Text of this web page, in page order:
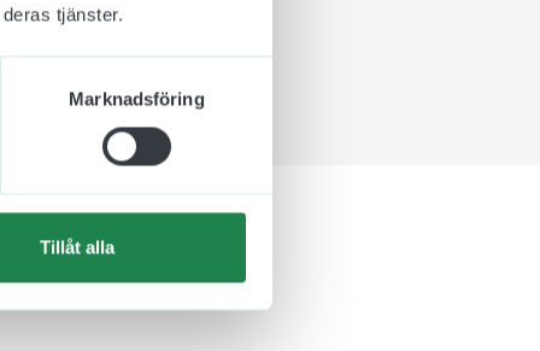
tjänster.
Marknadsföring
Tillåt alla